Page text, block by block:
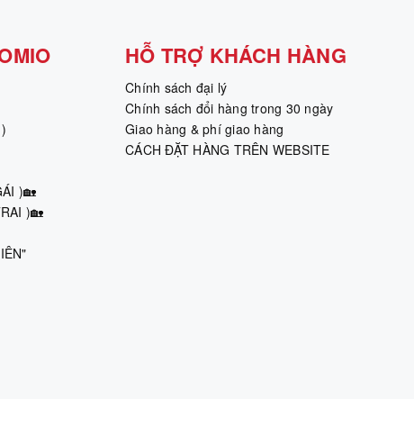
)🏡
)🏡
HỖ TRỢ KHÁCH HÀNG
Chính sách đại lý
Chính sách đổi hàng trong 30 ngày
Giao hàng & phí giao hàng
CÁCH ĐẶT HÀNG TRÊN WEBSITE